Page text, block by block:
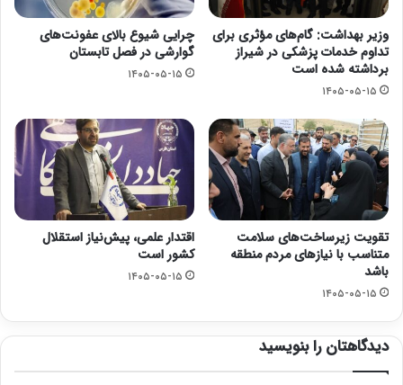
وزیر بهداشت: گام‌های مؤثری برای
تداوم خدمات پزشکی در شیراز
برداشته شده است
۱۴۰۵-۰۵-۱۵
چرایی شیوع بالای عفونت‌های
گوارشی در فصل تابستان
۱۴۰۵-۰۵-۱۵
تقویت زیرساخت‌های سلامت
متناسب با نیازهای مردم منطقه
باشد
۱۴۰۵-۰۵-۱۵
اقتدار علمی، پیش‌نیاز استقلال
کشور است
۱۴۰۵-۰۵-۱۵
دیدگاهتان را بنویسید